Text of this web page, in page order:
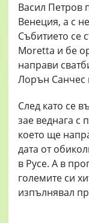
Васил Петров
Венеция, а с
Събитието се
Moretta и бе
направи
Лорън Санчес
След като се
зае веднага с
което ще
дата от
в Русе. А в
големите си
изпълнявал